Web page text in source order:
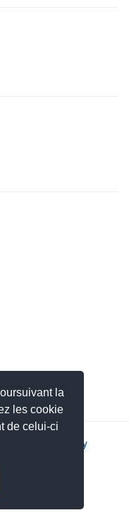
la
les cookie
de celui-ci
Privacy policy